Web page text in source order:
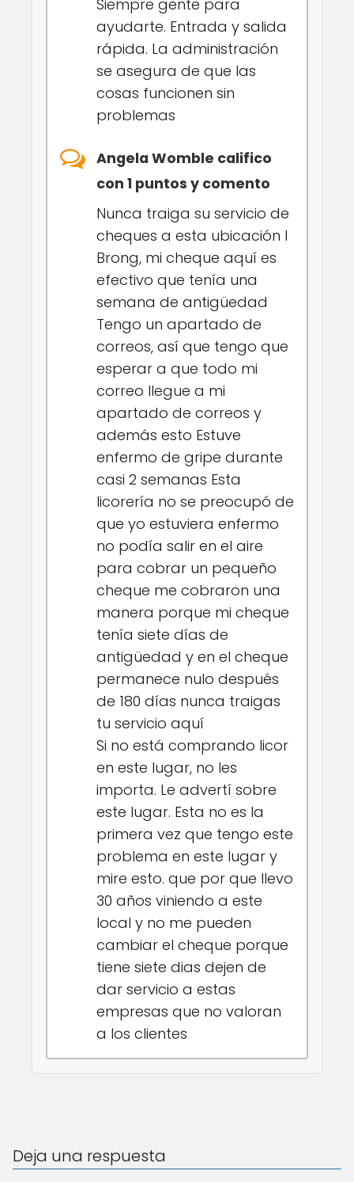
Siempre gente para
ayudarte. Entrada y salida
rápida. La administración
se asegura de que las
cosas funcionen sin
problemas
Angela Womble califico
con 1 puntos y comento
Nunca traiga su servicio de
cheques a esta ubicación I
Brong, mi cheque aquí es
efectivo que tenía una
semana de antigüedad
Tengo un apartado de
correos, así que tengo que
esperar a que todo mi
correo llegue a mi
apartado de correos y
además esto Estuve
enfermo de gripe durante
casi 2 semanas Esta
licorería no se preocupó de
que yo estuviera enfermo
no podía salir en el aire
para cobrar un pequeño
cheque me cobraron una
manera porque mi cheque
tenía siete días de
antigüedad y en el cheque
permanece nulo después
de 180 días nunca traigas
tu servicio aquí
Si no está comprando licor
en este lugar, no les
importa. Le advertí sobre
este lugar. Esta no es la
primera vez que tengo este
problema en este lugar y
mire esto. que por que llevo
30 años viniendo a este
local y no me pueden
cambiar el cheque porque
tiene siete dias dejen de
dar servicio a estas
empresas que no valoran
a los clientes
Deja una respuesta